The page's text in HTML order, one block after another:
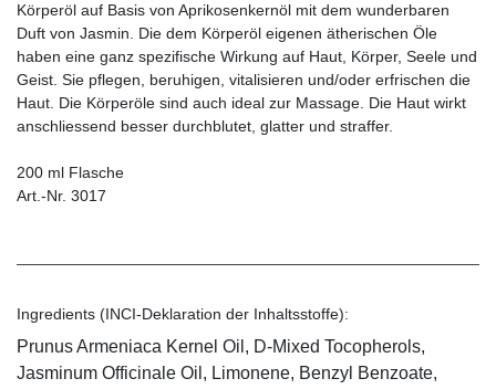
Körperöl auf Basis von Aprikosenkernöl mit dem wunderbaren
Duft von Jasmin. Die dem Körperöl eigenen ätherischen Öle
haben eine ganz spezifische Wirkung auf Haut, Körper, Seele und
Geist. Sie pflegen, beruhigen, vitalisieren und/oder erfrischen die
Haut. Die Körperöle sind auch ideal zur Massage. Die Haut wirkt
anschliessend besser durchblutet, glatter und straffer.
200 ml Flasche
Art.-Nr. 3017
Ingredients (INCI-Deklaration der Inhaltsstoffe):
Prunus Armeniaca Kernel Oil, D-Mixed Tocopherols,
Jasminum Officinale Oil, Limonene, Benzyl Benzoate,